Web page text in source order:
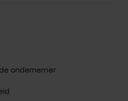
ondernemer